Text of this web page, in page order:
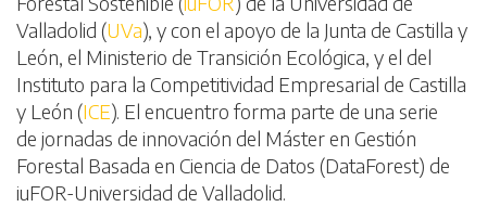
Valladolid (UVa), y con el apoyo de la Junta de Castilla y
León, el Ministerio de Transición Ecológica, y el del
Instituto para la Competitividad Empresarial de Castilla
y León (ICE). El encuentro forma parte de una serie
de jornadas de innovación del Máster en Gestión
Forestal Basada en Ciencia de Datos (DataForest) de
iuFOR-Universidad de Valladolid.